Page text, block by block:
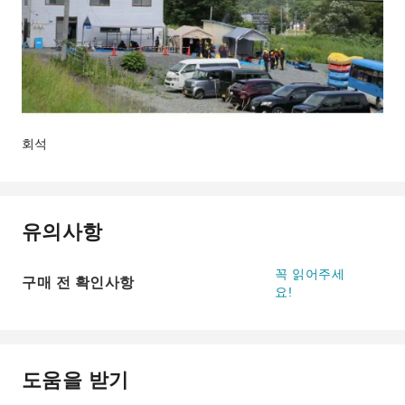
회석
유의사항
구매 전 확인사항
꼭 읽어주세
요!
도움을 받기